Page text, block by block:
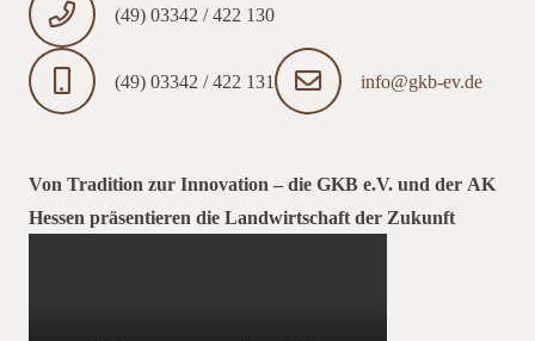
(49) 03342 / 422 130
(49) 03342 / 422 131 info@gkb-ev.de
Von Tradition zur Innovation – die GKB e.V. und der AK
Hessen präsentieren die Landwirtschaft der Zukunft